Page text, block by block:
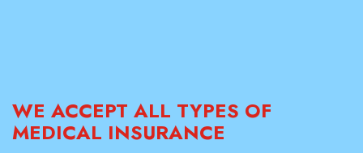
WE ACCEPT ALL TYPES OF
MEDICAL INSURANCE